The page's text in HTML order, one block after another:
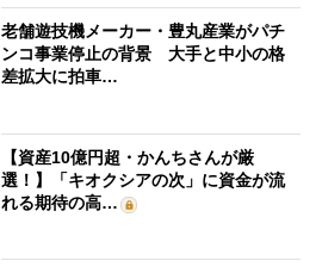
老舗遊技機メーカー・豊丸産業がパチ
ンコ事業停止の背景 大手と中小の格
差拡大に拍車…
【資産10億円超・かんちさんが厳
選！】「キオクシアの次」に資金が流
れる期待の高…